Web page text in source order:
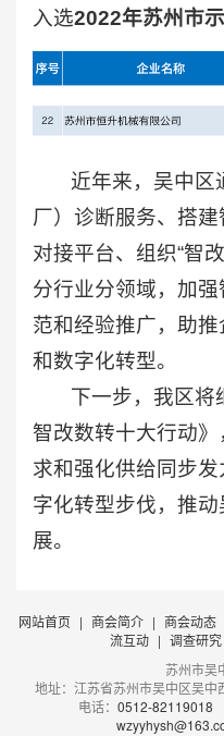
入选2022年苏州市
近年来，吴中区
厂）诊断服务、搭
对接平台、组织“智
分行业分领域，加
范和经验推广，助
和数字化转型。
下一步，我区将
智改数转十大行动
求和强化供给同步
字化转型步伐，推
展。
网站首页 | 商会简介 | 商会动态
流互动 | 调查研究
苏州市吴
地址：江苏省苏州市吴中区吴
电话： 0512-82119018